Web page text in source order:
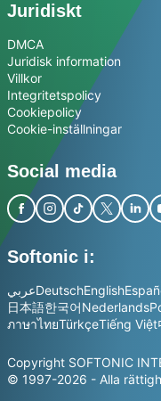
Juridiskt
DMCA
Juridisk information
Villkor
Integritetspolicy
Cookiepolicy
Cookie-inställningar
Social media
Softonic i:
عربيDeutschEnglish
日本語한국어Nederlands
ภาษาไทยTürkçeTiếng Việt
Copyright SOFTONIC
© 1997-2026 - Alla